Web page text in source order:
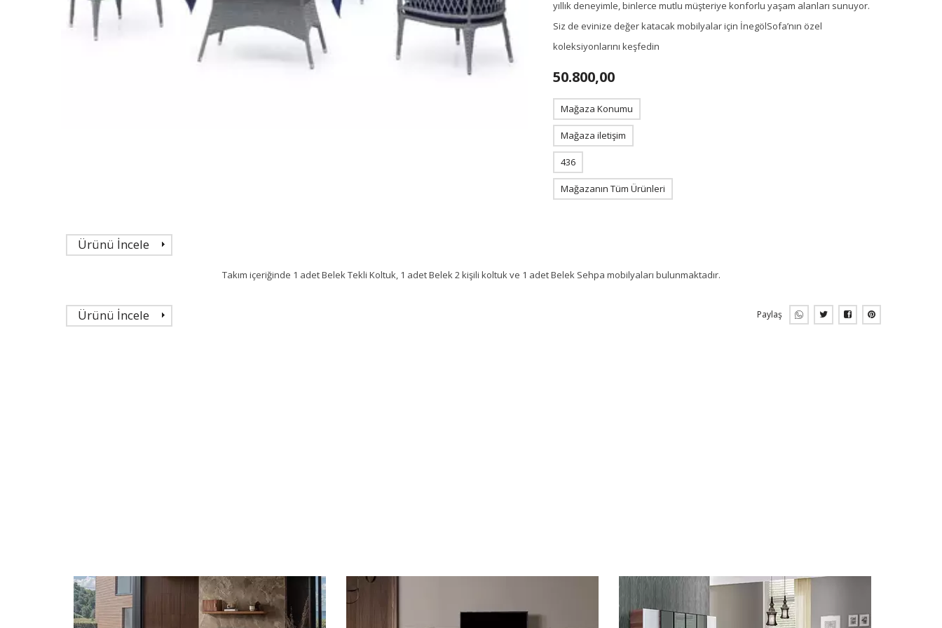
yıllık deneyimle, binlerce mutlu müşteriye konforlu yaşam alanları sunuyor.
Siz de evinize değer katacak mobilyalar için İnegölSofa’nın özel
koleksiyonlarını keşfedin
50.800,00
Mağaza Konumu
Mağaza iletişim
436
Mağazanın Tüm Ürünleri
Ürünü İncele
Takım içeriğinde 1 adet Belek Tekli Koltuk, 1 adet Belek 2 kişili koltuk ve 1 adet Belek Sehpa mobilyaları bulunmaktadır.
Ürünü İncele Paylaş